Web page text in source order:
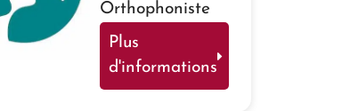
Orthophoniste
Plus
d'informations